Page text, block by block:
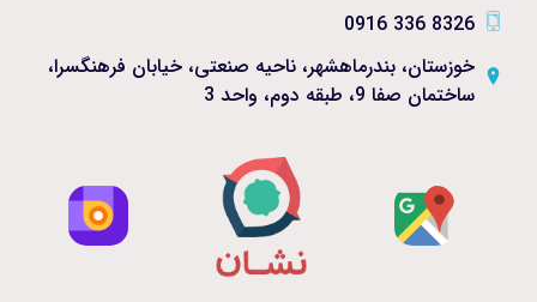
8326 336 0916
خوزستان، بندرماهشهر، ناحیه صنعتی، خیابان فرهنگسرا،
ساختمان صفا 9، طبقه دوم، واحد 3 ​